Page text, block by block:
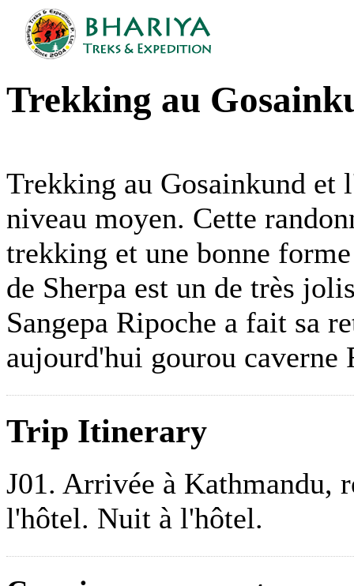
Trekking au
Trekking au Gosainkund et
niveau moyen. Cette
trekking et une bonne
de Sherpa est un de très
Sangepa Ripoche a fait sa
aujourd'hui gourou caverne
Trip Itinerary
J01. Arrivée à Kathmandu,
l'hôtel. Nuit à l'hôtel.